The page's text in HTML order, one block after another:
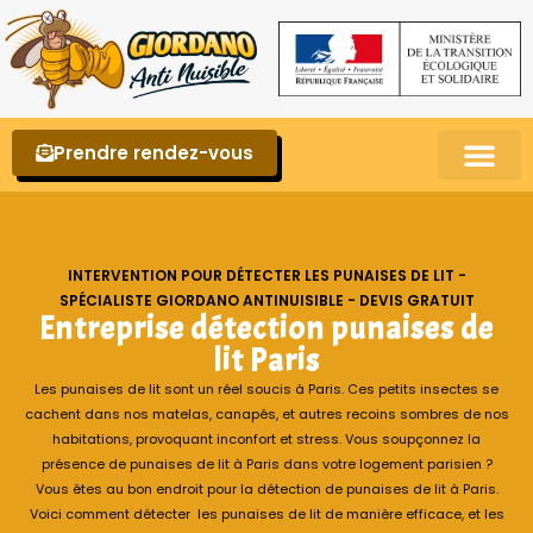
Prendre rendez-vous
INTERVENTION POUR DÉTECTER LES PUNAISES DE LIT -
SPÉCIALISTE GIORDANO ANTINUISIBLE - DEVIS GRATUIT
Entreprise détection punaises de
lit Paris
Les punaises de lit sont un réel soucis à Paris. Ces petits insectes se
cachent dans nos matelas, canapés, et autres recoins sombres de nos
habitations, provoquant inconfort et stress. Vous soupçonnez la
présence de punaises de lit à Paris dans votre logement parisien ?
Vous êtes au bon endroit pour la détection de punaises de lit à Paris.
Voici comment détecter les punaises de lit de manière efficace, et les